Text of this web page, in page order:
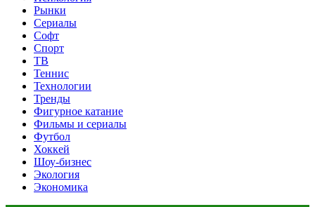
Рынки
Сериалы
Софт
Спорт
ТВ
Теннис
Технологии
Тренды
Фигурное катание
Фильмы и сериалы
Футбол
Хоккей
Шоу-бизнес
Экология
Экономика